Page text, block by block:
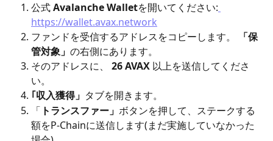
公式 AvalancheWalletを開いてください:
https://wallet.avax.network
ファンドを受信するアドレスをコピーします。
「保
管対象」 の右側にあります。
そのアドレスに、 26 AVAX 以上を送信してくださ
い。
｢収入獲得」 タブを開きます。
「 トランスファー」 ボタンを押して、ステークする
額をP-Chainに送信します(まだ実施していなかった